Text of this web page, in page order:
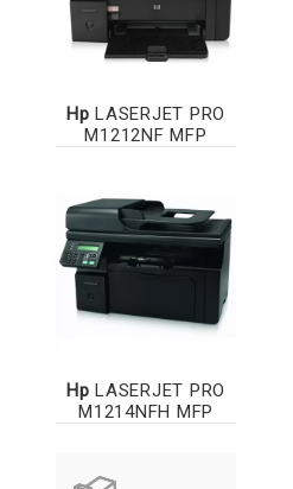
Hp LASERJET PRO
M1212NF MFP
Hp LASERJET PRO
M1214NFH MFP